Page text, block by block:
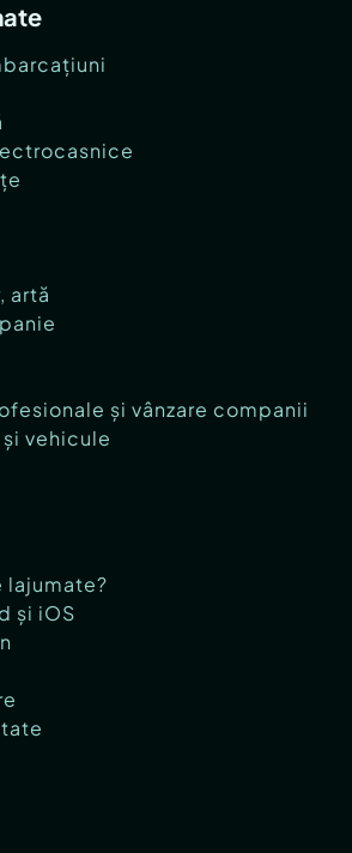
artă
și vânzare companii
vehicule
lajumate?
și iOS